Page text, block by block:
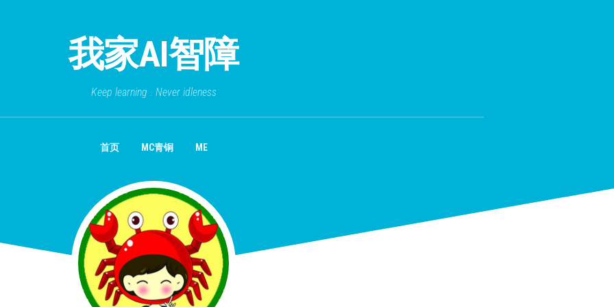
我家AI智障
Keep learning . Never idleness
首页 MC青铜 ME